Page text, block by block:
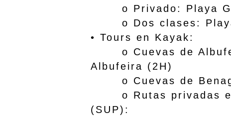
o Privado: Playa
o Dos clases: Playa
• Tours en Kayak:
o Cuevas de
Albufeira (2H)
o Cuevas de
o Rutas privadas en
(SUP):